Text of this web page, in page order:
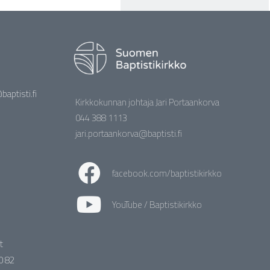
82
Kirkkokunnan johtaja Jari Portaankorva
044 388 1113
jari.portaankorva@baptisti.fi
facebook.com/baptistikirkko
YouTube / Baptistikirkko